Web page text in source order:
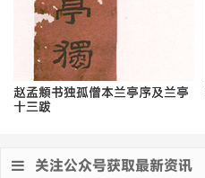
赵孟頫书独孤僧本兰亭序及兰亭
十三跋
关注公众号获取最新资讯